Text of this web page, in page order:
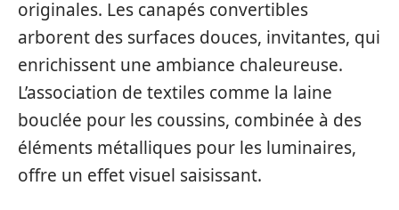
originales. Les canapés convertibles
arborent des surfaces douces, invitantes, qui
enrichissent une ambiance chaleureuse.
L’association de textiles comme la laine
bouclée pour les coussins, combinée à des
éléments métalliques pour les luminaires,
offre un effet visuel saisissant.